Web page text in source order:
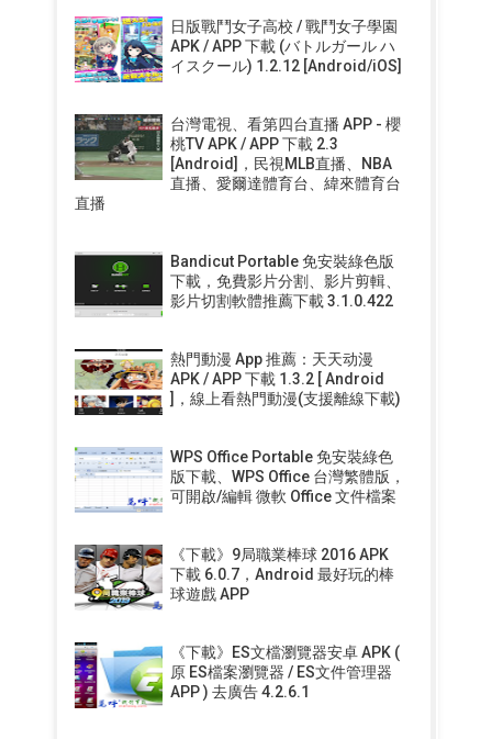
日版戰鬥女子高校 / 戰鬥女子學園
APK / APP 下載 (バトルガール ハ
イスクール) 1.2.12 [Android/iOS]
台灣電視、看第四台直播 APP - 櫻
桃TV APK / APP 下載 2.3
[Android]，民視MLB直播、NBA
直播、愛爾達體育台、緯來體育台
直播
Bandicut Portable 免安裝綠色版
下載，免費影片分割、影片剪輯、
影片切割軟體推薦下載 3.1.0.422
熱門動漫 App 推薦：天天动漫
APK / APP 下載 1.3.2 [ Android
]，線上看熱門動漫(支援離線下載)
WPS Office Portable 免安裝綠色
版下載、WPS Office 台灣繁體版，
可開啟/編輯 微軟 Office 文件檔案
《下載》9局職業棒球 2016 APK
下載 6.0.7，Android 最好玩的棒
球遊戲 APP
《下載》ES文檔瀏覽器安卓 APK (
原 ES檔案瀏覽器 / ES文件管理器
APP ) 去廣告 4.2.6.1